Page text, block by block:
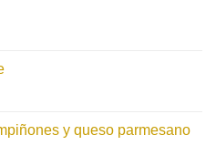
y queso parmesano